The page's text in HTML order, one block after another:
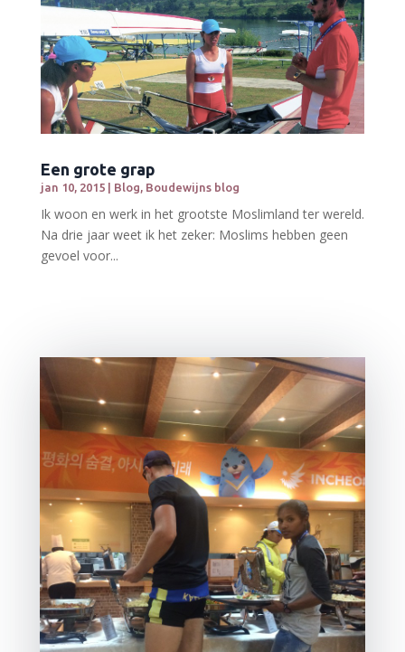
Een grote grap
jan 10, 2015| Blog Boudewijns blog
Ik woon en werk in het grootste Moslimland ter wereld.
Na drie jaar weet ik het zeker: Moslims hebben geen
gevoel voor...